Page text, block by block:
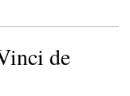
de